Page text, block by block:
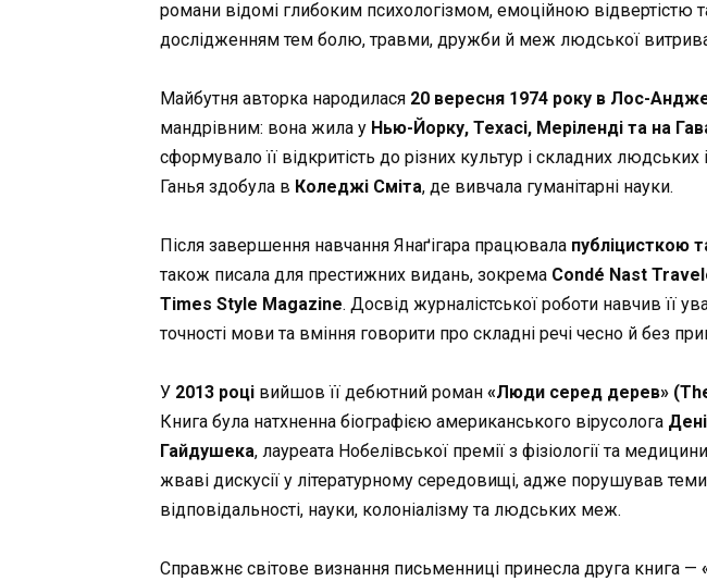
романи відомі глибоким психологізмом, емоційною відвертістю
дослідженням тем болю, травми, дружби й меж людської
Майбутня авторка народилася 20 вересня 1974 року в Лос-
мандрівним: вона жила у Нью-Йорку, Техасі, Меріленді та на
сформувало її відкритість до різних культур і складних людських
Ганья здобула в Коледжі Сміта, де вивчала гуманітарні науки.
Після завершення навчання Янаґігара працювала публіцисткою
також писала для престижних видань, зокрема Condé Nast
Times Style Magazine. Досвід журналістської роботи навчив її
точності мови та вміння говорити про складні речі чесно й без
У 2013 році вийшов її дебютний роман «Люди серед дерев»
Книга була натхненна біографією американського вірусолога
Гайдушека, лауреата Нобелівської премії з фізіології та
жваві дискусії у літературному середовищі, адже порушував
відповідальності, науки, колоніалізму та людських меж.
Справжнє світове визнання письменниці принесла друга книга —